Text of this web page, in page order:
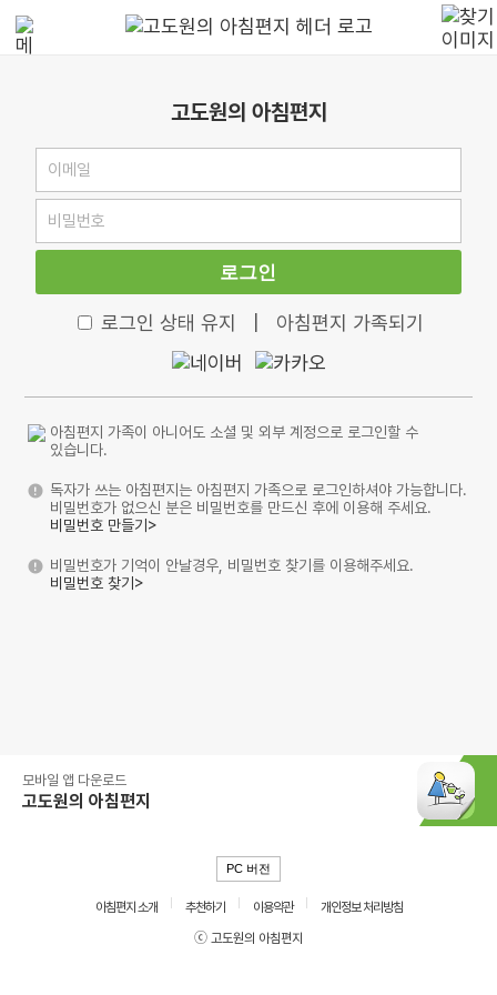
고도원의 아침편지
로그인
로그인 상태 유지 아침편지 가족되기
아침편지 가족이 아니어도 소셜 및 외부 계정으로 로그인할 수
있습니다.
독자가 쓰는 아침편지는 아침편지 가족으로 로그인하셔야 가능합니다.
비밀번호가 없으신 분은 비밀번호를 만드신 후에 이용해 주세요.
비밀번호 만들기>
비밀번호가 기억이 안날경우, 비밀번호 찾기를 이용해주세요.
비밀번호 찾기>
모바일 앱 다운로드
고도원의 아침편지
PC 버전
아침편지 소개 추천하기 이용약관
개인정보 처리방침
ⓒ 고도원의 아침편지